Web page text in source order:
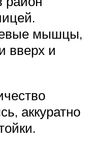
мышцы,
вверх и
аккуратно